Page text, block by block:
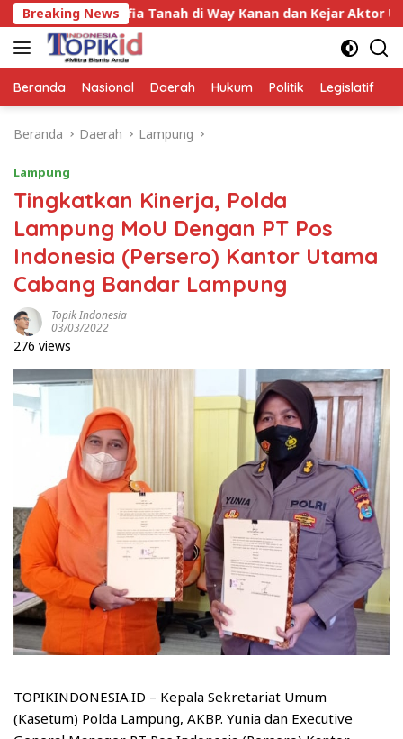
Langsung
ke
konten
Breaking News
Mafia Tanah di Way Kanan dan Kejar Aktor Utamanya!
Beranda Nasional Daerah Hukum Politik Legislatif
Beranda Daerah Lampung
Lampung
Tingkatkan Kinerja, Polda
Lampung MoU Dengan PT Pos
Indonesia (Persero) Kantor Utama
Cabang Bandar Lampung
Topik Indonesia
03/03/2022
276 views
TOPIKINDONESIA.ID – Kepala Sekretariat Umum
(Kasetum) Polda Lampung, AKBP. Yunia dan Executive